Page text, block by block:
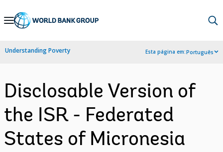
Skip
Navigation
Understanding Poverty Esta página em:Português
Disclosable Version of
the ISR - Federated
States of Micronesia